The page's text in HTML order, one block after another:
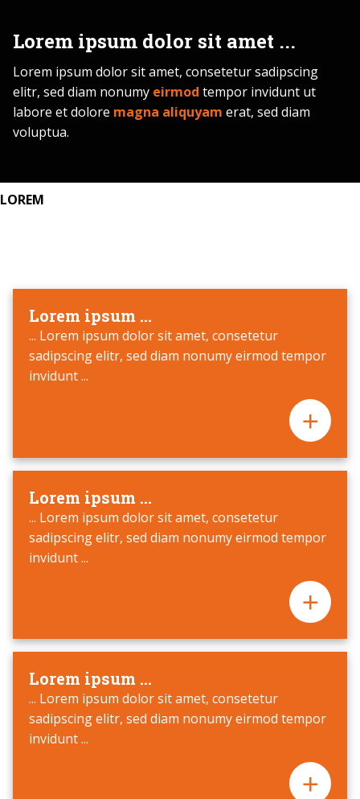
Lorem ipsum dolor sit amet ...
Lorem ipsum dolor sit amet, consetetur sadipscing
elitr, sed diam nonumy eirmod tempor invidunt ut
labore et dolore magna aliquyam erat, sed diam
voluptua.
LOREM
Lorem ipsum ...
... Lorem ipsum dolor sit amet, consetetur
sadipscing elitr, sed diam nonumy eirmod tempor
invidunt ...
Lorem ipsum ...
... Lorem ipsum dolor sit amet, consetetur
sadipscing elitr, sed diam nonumy eirmod tempor
invidunt ...
Lorem ipsum ...
... Lorem ipsum dolor sit amet, consetetur
sadipscing elitr, sed diam nonumy eirmod tempor
invidunt ...